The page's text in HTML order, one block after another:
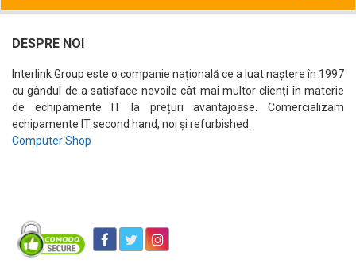
DESPRE NOI
Interlink Group este o companie națională ce a luat naștere în 1997
cu gândul de a satisface nevoile cât mai multor clienți în materie
de echipamente IT la prețuri avantajoase. Comercializam
echipamente IT second hand, noi și refurbished.
Computer Shop